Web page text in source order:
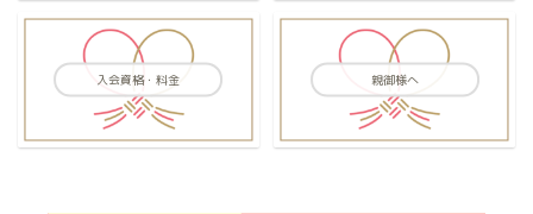
入会資格・料金 親御様へ